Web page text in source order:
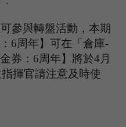
參與轉盤活動，本期
6周年】可在 「 倉庫-
券： 6周年】將於4月
揮官請注意及時使